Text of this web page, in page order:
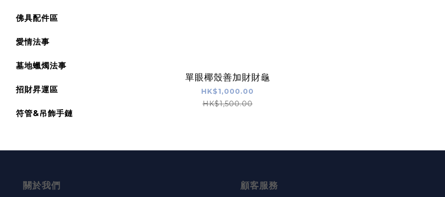
佛具配件區
愛情法事
墓地蠟燭法事
招財昇運區
符管&吊飾手鏈
單眼椰殼善加財財龜
HK$1,000.00
HK$1,500.00
關於我們 顧客服務